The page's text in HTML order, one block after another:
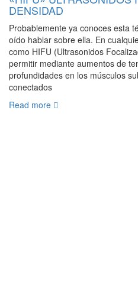
DENSIDAD
Probablemente ya conoces esta
oído hablar sobre ella. En
como HIFU (Ultrasonidos
permitir mediante aumentos de
profundidades en los músculos
conectados
Read more